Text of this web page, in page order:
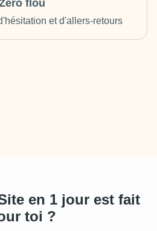
flou
et d'allers-retours
en 1 jour est fait
toi ?